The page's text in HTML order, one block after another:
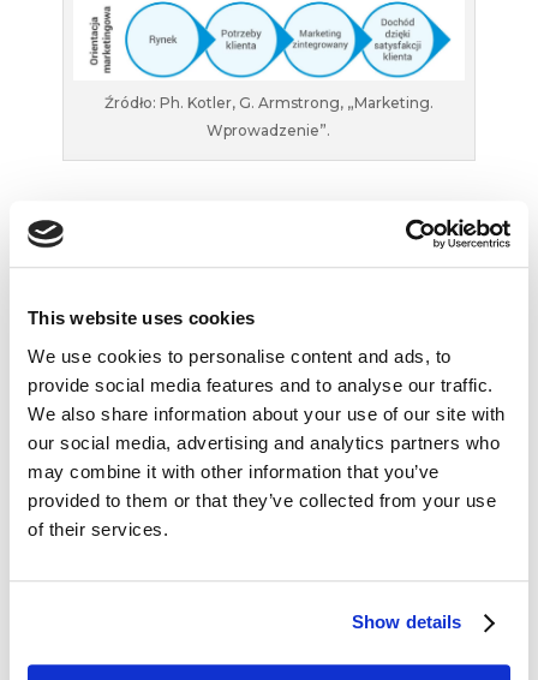
This website uses cookies
We use cookies to personalise content and ads, to
provide social media features and to analyse our traffic.
We also share information about your use of our site with
our social media, advertising and analytics partners who
may combine it with other information that you’ve
provided to them or that they’ve collected from your use
of their services.
Show details
Źródło: Ph. Kotler, G. Armstrong, „Marketing.
Wprowadzenie”.
Orientacja marketingu
społecznego – najbardziej
„jeśli produkt odpowiada na potrzeby nabywcy,
klient jest usatysfakcjonowany, a organizacja
generuje znaczne zyski”, to znaczy, że nam się
udało, tak? Otóż, nie do końca. Wyobraźmy sobie
sytuację, w której klient życzyłby sobie, aby firma
A zaczęła produkować narkotyki… Przecież
to jego potrzeba. I będzie usatysfakcjonowany,
W orientacji marketingowej tutaj sprawa się
kończy. Nie bierzemy zatem pod uwagę
nie tylko na konsumenta, ale pośrednio również